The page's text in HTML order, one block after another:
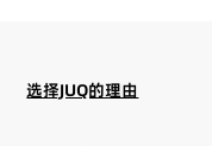
选择JUQ的理由